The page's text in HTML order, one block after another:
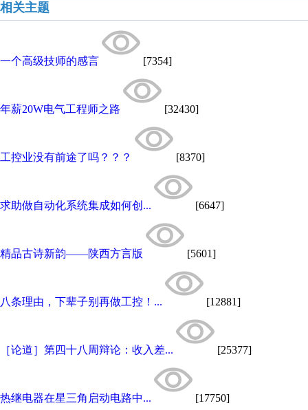
相关主题
一个高级技师的感言 [7354]
年薪20W电气工程师之路 [32430]
工控业没有前途了吗？？？ [8370]
求助做自动化系统集成如何创... [6647]
精品古诗新韵——陕西方言版 [5601]
八条理由，下辈子别再做工控！... [12881]
［论道］第四十八周辩论：收入差... [25377]
热继电器在星三角启动电路中... [17750]